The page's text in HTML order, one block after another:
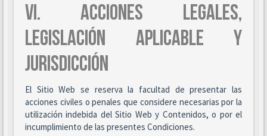
VI. ACCIONES LEGALES,
LEGISLACIÓN APLICABLE Y
JURISDICCIÓN
El Sitio Web se reserva la facultad de presentar las
acciones civiles o penales que considere necesarias por la
utilización indebida del Sitio Web y Contenidos, o por el
incumplimiento de las presentes Condiciones.